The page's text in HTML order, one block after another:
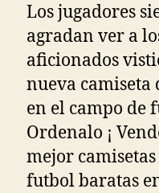
Los jugadores
agradan ver a
aficionados
nueva camiseta
en el campo de
Ordenalo ¡
mejor camisetas
futbol baratas